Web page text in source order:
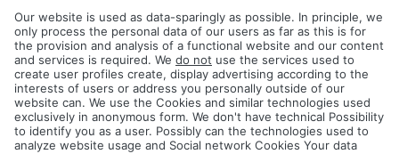
Conseils pour l'entretien
du patio